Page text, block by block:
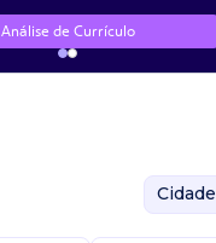
Análise de Currículo